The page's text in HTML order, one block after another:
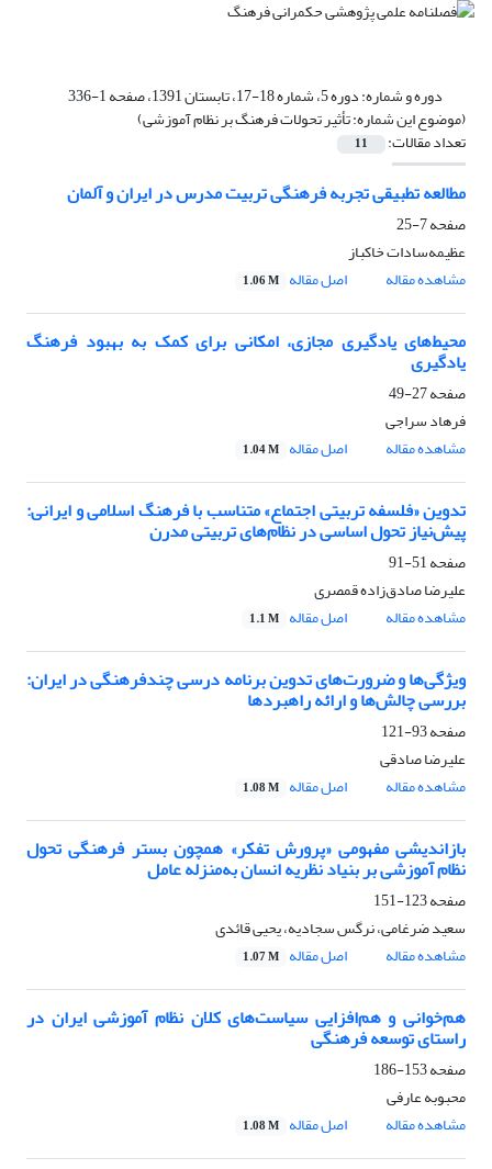
دوره و شماره: دوره 5، شماره 18-17، تابستان 1391، صفحه 1-336
(موضوع این شماره: تأثیر تحولات فرهنگ بر نظام آموزشی)
تعداد مقالات: 11
مطالعه تطبیقی تجربه فرهنگی تربیت مدرس در ایران و آلمان
صفحه7-25
عظیمه‌سادات خاکباز
مشاهده مقاله
اصل مقاله 1.06 M
محیط‌های یادگیری مجازی، امکانی برای کمک به بهبود فرهنگ
یادگیری
صفحه27-49
فرهاد سراجی
مشاهده مقاله
اصل مقاله 1.04 M
تدوین «فلسفه تربیتی اجتماع»‌ متناسب با فرهنگ اسلامی و ایرانی:
پیش‌نیاز تحول اساسی در نظام‌های تربیتی مدرن
صفحه51-91
علیرضا صادق‌زاده قمصری
مشاهده مقاله
اصل مقاله 1.1 M
ویژگی‌ها و ضرورت‌های تدوین برنامه درسی چندفرهنگی در ایران:
بررسی چالش‌ها و ارائه راهبردها
صفحه93-121
علیرضا صادقی
مشاهده مقاله
اصل مقاله 1.08 M
بازاندیشی مفهومی «پرورش تفکر» همچون بستر فرهنگی تحول
نظام آموزشی بر بنیاد نظریه انسان به‌منزله عامل
صفحه123-151
سعید ضرغامی، نرگس سجادیه، یحیی قائدی
مشاهده مقاله
اصل مقاله 1.07 M
هم‌خوانی و هم‌افزایی سیاست‌های کلان نظام آموزشی ایران در
راستای توسعه فرهنگی
صفحه153-186
محبوبه عارفی
مشاهده مقاله
اصل مقاله 1.08 M